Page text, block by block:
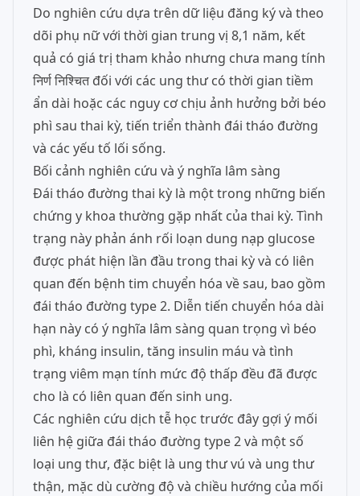
Do nghiên cứu dựa trên dữ liệu đăng ký và theo
dõi phụ nữ với thời gian trung vị 8,1 năm, kết
quả có giá trị tham khảo nhưng chưa mang tính
निर्ण निश्चित đối với các ung thư có thời gian tiềm
ẩn dài hoặc các nguy cơ chịu ảnh hưởng bởi béo
phì sau thai kỳ, tiến triển thành đái tháo đường
và các yếu tố lối sống.
Bối cảnh nghiên cứu và ý nghĩa lâm sàng
Đái tháo đường thai kỳ là một trong những biến
chứng y khoa thường gặp nhất của thai kỳ. Tình
trạng này phản ánh rối loạn dung nạp glucose
được phát hiện lần đầu trong thai kỳ và có liên
quan đến bệnh tim chuyển hóa về sau, bao gồm
đái tháo đường type 2. Diễn tiến chuyển hóa dài
hạn này có ý nghĩa lâm sàng quan trọng vì béo
phì, kháng insulin, tăng insulin máu và tình
trạng viêm mạn tính mức độ thấp đều đã được
cho là có liên quan đến sinh ung.
Các nghiên cứu dịch tễ học trước đây gợi ý mối
liên hệ giữa đái tháo đường type 2 và một số
loại ung thư, đặc biệt là ung thư vú và ung thư
thận, mặc dù cường độ và chiều hướng của mối